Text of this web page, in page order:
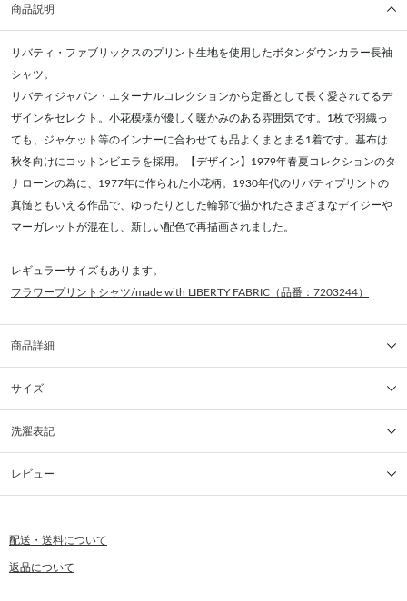
商品説明
リバティ・ファブリックスのプリント生地を使用したボタンダウンカラー長袖
シャツ。
リバティジャパン・エターナルコレクションから定番として長く愛されてるデ
ザインをセレクト。小花模様が優しく暖かみのある雰囲気です。1枚で羽織っ
ても、ジャケット等のインナーに合わせても品よくまとまる1着です。基布は
秋冬向けにコットンビエラを採用。【デザイン】1979年春夏コレクションのタ
ナローンの為に、1977年に作られた小花柄。1930年代のリバティプリントの
真髄ともいえる作品で、ゆったりとした輪郭で描かれたさまざまなデイジーや
マーガレットが混在し、新しい配色で再描画されました。
レギュラーサイズもあります。
フラワープリントシャツ/made with LIBERTY FABRIC（品番：7203244）
商品詳細
サイズ
洗濯表記
レビュー
配送・送料について
返品について